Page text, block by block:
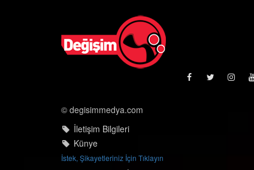
© degisimmedya.com
İletişim Bilgileri
Künye
İstek, Şikayetleriniz İçin Tıklayın